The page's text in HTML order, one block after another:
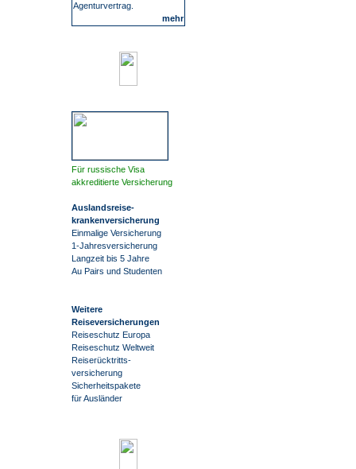
Agenturvertrag.
mehr
Für russische Visa
akkreditierte Versicherung
Auslandsreise-
krankenversicherung
Einmalige Versicherung
1-Jahresversicherung
Langzeit bis 5 Jahre
Au Pairs und Studenten
Weitere
Reiseversicherungen
Reiseschutz Europa
Reiseschutz Weltweit
Reiserücktritts-
versicherung
Sicherheitspakete
für Ausländer